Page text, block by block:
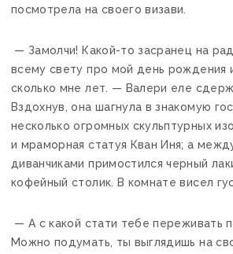
посмотрела на своего визави.
— Замолчи! Какой-то засранец на
всему свету про мой день рождения
сколько мне лет. — Валери еле
Вздохнув, она шагнула в знакомую
несколько огромных скульптурных
и мраморная статуя Кван Иня; а
диванчиками примостился черный
кофейный столик. В комнате висел
— А с какой стати тебе переживать
Можно подумать, ты выглядишь на